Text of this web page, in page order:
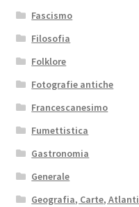
Fascismo
Filosofia
Folklore
Fotografie antiche
Francescanesimo
Fumettistica
Gastronomia
Generale
Geografia, Carte, Atlanti